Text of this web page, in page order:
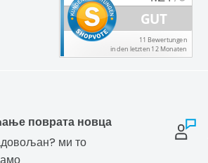
поврата новца
ми то